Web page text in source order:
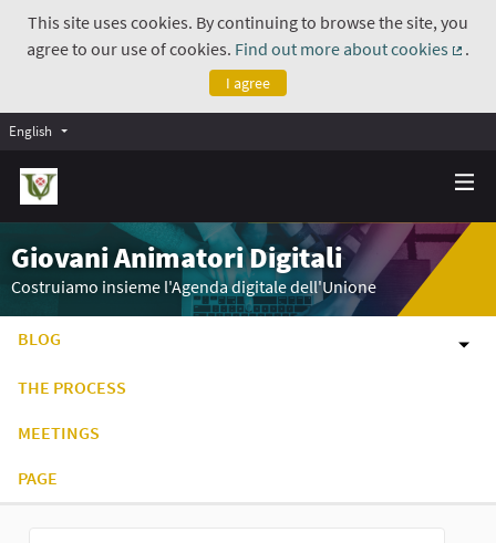
This site uses cookies. By continuing to browse the site, you
agree to our use of cookies. Find out more about cookies
.
I agree
English
Giovani Animatori Digitali
Costruiamo insieme l'Agenda digitale dell'Unione
BLOG
THE PROCESS
MEETINGS
PAGE